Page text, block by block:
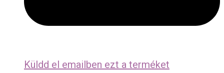
Küldd el emailben ezt a terméket